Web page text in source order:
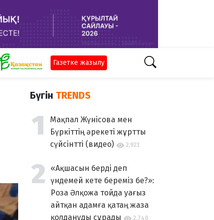
Газетке жазылу
Бүгін TRENDS
Мақпал Жүнісова мен
Бүркіттің әрекеті жұртты
сүйсінтті (видео)
2,923
«Ақшасын берді деп
үндемей кете береміз бе?»:
Роза Әлқожа тойда уағыз
айтқан адамға қатаң жаза
қолдануды сұрады
2,740